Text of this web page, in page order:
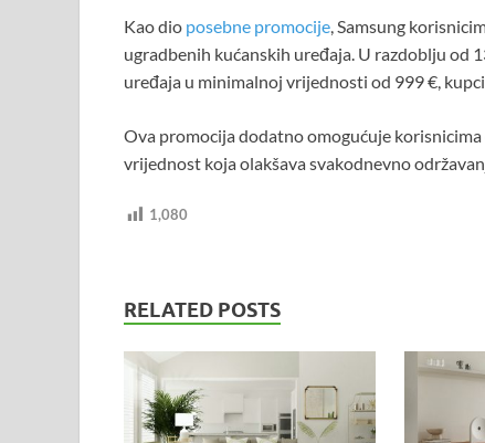
Kao dio posebne promocije, Samsung
ugradbenih kućanskih uređaja. U razdoblju od
uređaja u minimalnoj vrijednosti od 999 €,
Ova promocija dodatno omogućuje
vrijednost koja olakšava svakodnevno
1,080
RELATED POSTS